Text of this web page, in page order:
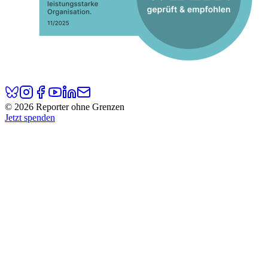
© 2026 Reporter ohne Grenzen
Jetzt spenden